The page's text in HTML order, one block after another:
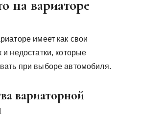
на вариаторе
имеет как свои
недостатки, которые
при выборе автомобиля.
вариаторной